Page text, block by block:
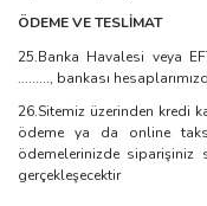
ÖDEME VE TESLİMAT
25.Banka Havalesi veya
........., bankası
26.Sitemiz üzerinden kredi
ödeme ya da online
ödemelerinizde siparişiniz
gerçekleşecektir